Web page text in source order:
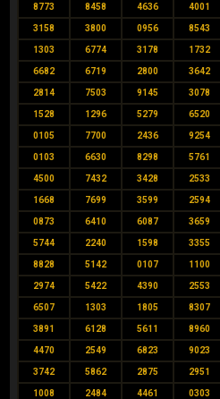
8773 8458 4636 4001
3158 3800 0956 8543
1303 6774 3178 1732
6682 6719 2800 3642
2814 7503 9145 3078
1528 1296 5279 6520
0105 7700 2436 9254
0103 6630 8298 5761
4500 7432 3428 2533
1668 7699 3599 2594
0873 6410 6087 3659
5744 2240 1598 3355
8828 5142 0107 1100
2974 5422 4390 2553
6507 1303 1805 8307
3891 6128 5611 8960
4470 2549 6823 9023
3742 5862 2875 2951
1008 2484 4461 0303